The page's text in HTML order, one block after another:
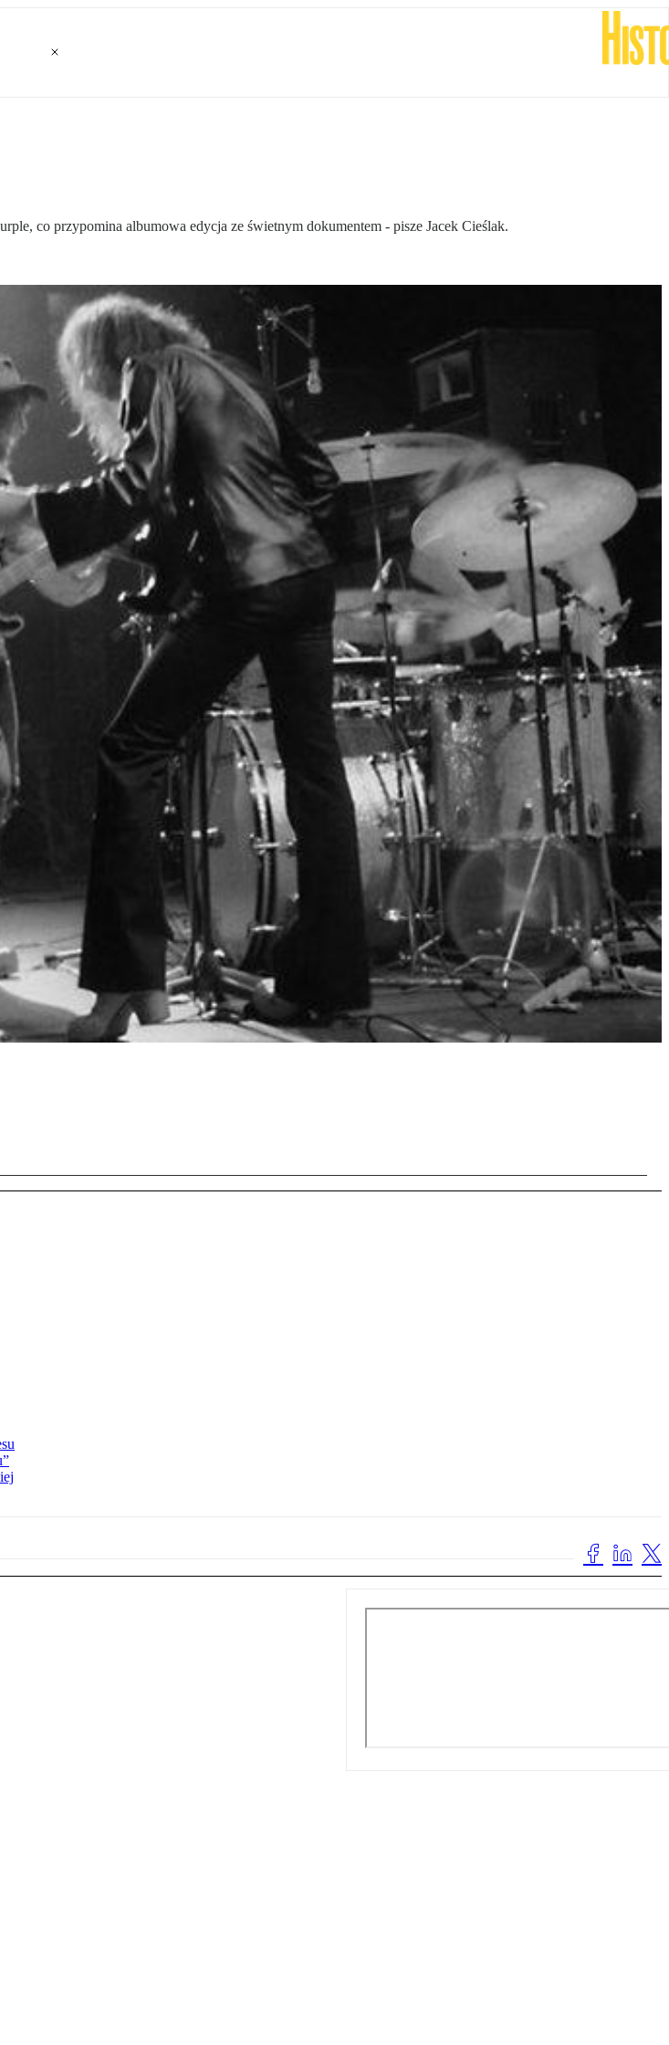
co przypomina albumowa edycja ze świetnym dokumentem - pisze Jacek Cieślak.